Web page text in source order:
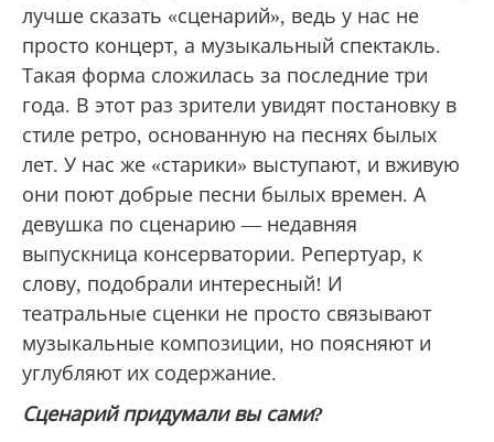
лучше сказать «сценарий», ведь у нас не
просто концерт, а музыкальный спектакль.
Такая форма сложилась за последние три
года. В этот раз зрители увидят постановку в
стиле ретро, основанную на песнях былых
лет. У нас же «старики» выступают, и вживую
они поют добрые песни былых времен. А
девушка по сценарию — недавняя
выпускница консерватории. Репертуар, к
слову, подобрали интересный! И
театральные сценки не просто связывают
музыкальные композиции, но поясняют и
углубляют их содержание.
Сценарий придумали вы сами?